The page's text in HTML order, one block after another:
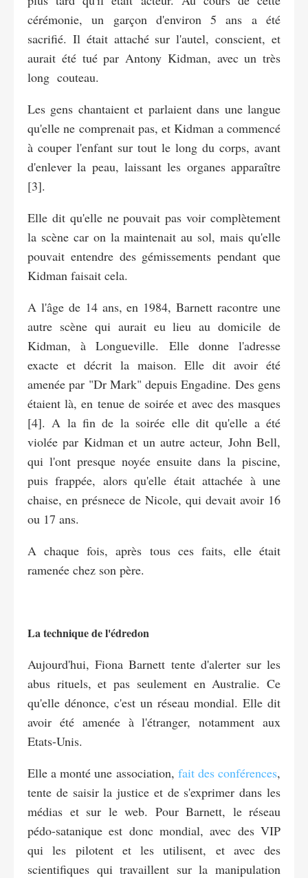
cérémonie, un garçon d'environ 5 ans a été
sacrifié. Il était attaché sur l'autel, conscient, et
aurait été tué par Antony Kidman, avec un très
long couteau.
Les gens chantaient et parlaient dans une langue
qu'elle ne comprenait pas, et Kidman a commencé
à couper l'enfant sur tout le long du corps, avant
d'enlever la peau, laissant les organes apparaître
[3].
Elle dit qu'elle ne pouvait pas voir complètement
la scène car on la maintenait au sol, mais qu'elle
pouvait entendre des gémissements pendant que
Kidman faisait cela.
A l'âge de 14 ans, en 1984, Barnett racontre une
autre scène qui aurait eu lieu au domicile de
Kidman, à Longueville. Elle donne l'adresse
exacte et décrit la maison. Elle dit avoir été
amenée par "Dr Mark" depuis Engadine. Des gens
étaient là, en tenue de soirée et avec des masques
[4]. A la fin de la soirée elle dit qu'elle a été
violée par Kidman et un autre acteur, John Bell,
qui l'ont presque noyée ensuite dans la piscine,
puis frappée, alors qu'elle était attachée à une
chaise, en présnece de Nicole, qui devait avoir 16
ou 17 ans.
A chaque fois, après tous ces faits, elle était
ramenée chez son père.
La technique de l'édredon
Aujourd'hui, Fiona Barnett tente d'alerter sur les
abus rituels, et pas seulement en Australie. Ce
qu'elle dénonce, c'est un réseau mondial. Elle dit
avoir été amenée à l'étranger, notamment aux
Etats-Unis.
Elle a monté une association, fait des conférences,
tente de saisir la justice et de s'exprimer dans les
médias et sur le web. Pour Barnett, le réseau
pédo-satanique est donc mondial, avec des VIP
qui les pilotent et les utilisent, et avec des
scientifiques qui travaillent sur la manipulation